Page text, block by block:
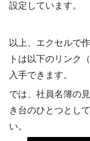
設定しています。
以上、エクセルで
トは以下のリンク
入手できます。
では、社員名簿の
き台のひとつとし
い。